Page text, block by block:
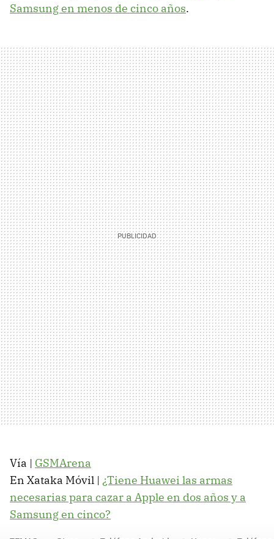
Samsung en menos de cinco años.
Vía | GSMArena
En Xataka Móvil | ¿Tiene Huawei las armas
necesarias para cazar a Apple en dos años y a
Samsung en cinco?